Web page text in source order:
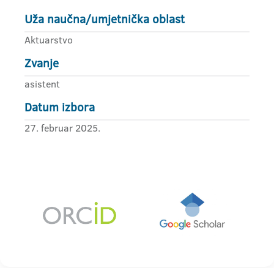
Uža naučna/umjetnička oblast
Aktuarstvo
Zvanje
asistent
Datum izbora
27. februar 2025.